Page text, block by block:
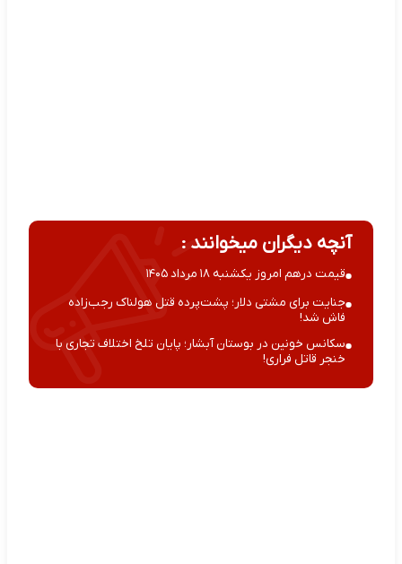
آنچه دیگران میخوانند :
قیمت درهم امروز یکشنبه ۱۸ مرداد ۱۴۰۵
جنایت برای مشتی دلار؛ پشت‌پرده قتل هولناک رجب‌زاده
فاش شد!
سکانس خونین در بوستان آبشار؛ پایان تلخ اختلاف تجاری با
خنجر قاتل فراری!